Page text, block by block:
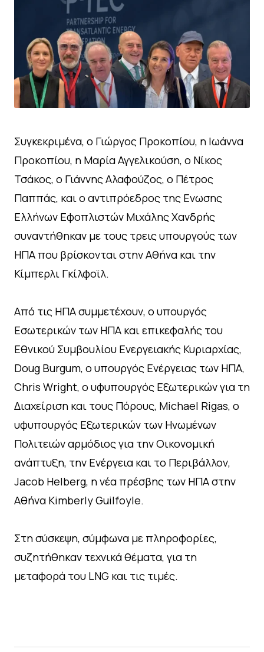
Συγκεκριμένα, ο Γιώργος Προκοπίου, η Ιωάννα
Προκοπίου, η Μαρία Αγγελικούση, ο Νίκος
Τσάκος, ο Γιάννης Αλαφούζος, ο Πέτρος
Παππάς, και ο αντιπρόεδρος της Ενωσης
Ελλήνων Εφοπλιστών Μιχάλης Χανδρής
συναντήθηκαν με τους τρεις υπουργούς των
ΗΠΑ που βρίσκονται στην Αθήνα και την
Κίμπερλι Γκίλφοϊλ.
Από τις ΗΠΑ συμμετέχουν, ο υπουργός
Εσωτερικών των ΗΠΑ και επικεφαλής του
Εθνικού Συμβουλίου Ενεργειακής Κυριαρχίας,
Doug Burgum, ο υπουργός Ενέργειας των ΗΠΑ,
Chris Wright, ο υφυπουργός Εξωτερικών για τη
Διαχείριση και τους Πόρους, Michael Rigas, ο
υφυπουργός Εξωτερικών των Ηνωμένων
Πολιτειών αρμόδιος για την Οικονομική
ανάπτυξη, την Ενέργεια και το Περιβάλλον,
Jacob Helberg, η νέα πρέσβης των ΗΠΑ στην
Αθήνα Kimberly Guilfoyle.
Στη σύσκεψη, σύμφωνα με πληροφορίες,
συζητήθηκαν τεχνικά θέματα, για τη
μεταφορά του LNG και τις τιμές.